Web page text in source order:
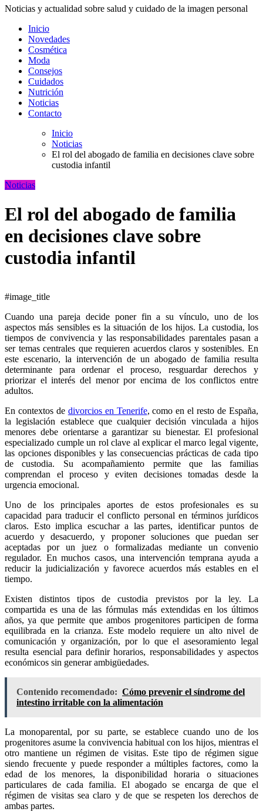
Noticias y actualidad sobre salud y cuidado de la imagen personal
Inicio
Novedades
Cosmética
Moda
Consejos
Cuidados
Nutrición
Noticias
Contacto
Inicio
Noticias
El rol del abogado de familia en decisiones clave sobre
custodia infantil
Noticias
El rol del abogado de familia
en decisiones clave sobre
custodia infantil
#image_title
Cuando una pareja decide poner fin a su vínculo, uno de los
aspectos más sensibles es la situación de los hijos. La custodia, los
tiempos de convivencia y las responsabilidades parentales pasan a
ser temas centrales que requieren acuerdos claros y sostenibles. En
este escenario, la intervención de un abogado de familia resulta
determinante para ordenar el proceso, resguardar derechos y
priorizar el interés del menor por encima de los conflictos entre
adultos.
En contextos de divorcios en Tenerife, como en el resto de España,
la legislación establece que cualquier decisión vinculada a hijos
menores debe orientarse a garantizar su bienestar. El profesional
especializado cumple un rol clave al explicar el marco legal vigente,
las opciones disponibles y las consecuencias prácticas de cada tipo
de custodia. Su acompañamiento permite que las familias
comprendan el proceso y eviten decisiones tomadas desde la
urgencia emocional.
Uno de los principales aportes de estos profesionales es su
capacidad para traducir el conflicto personal en términos jurídicos
claros. Esto implica escuchar a las partes, identificar puntos de
acuerdo y desacuerdo, y proponer soluciones que puedan ser
aceptadas por un juez o formalizadas mediante un convenio
regulador. En muchos casos, una intervención temprana ayuda a
reducir la judicialización y favorece acuerdos más estables en el
tiempo.
Existen distintos tipos de custodia previstos por la ley. La
compartida es una de las fórmulas más extendidas en los últimos
años, ya que permite que ambos progenitores participen de forma
equilibrada en la crianza. Este modelo requiere un alto nivel de
comunicación y organización, por lo que el asesoramiento legal
resulta esencial para definir horarios, responsabilidades y aspectos
económicos sin generar ambigüedades.
Contenido recomendado: Cómo prevenir el síndrome del
intestino irritable con la alimentación
La monoparental, por su parte, se establece cuando uno de los
progenitores asume la convivencia habitual con los hijos, mientras el
otro mantiene un régimen de visitas. Este tipo de régimen sigue
siendo frecuente y puede responder a múltiples factores, como la
edad de los menores, la disponibilidad horaria o situaciones
particulares de cada familia. El abogado se encarga de que el
régimen de visitas sea claro y de que se respeten los derechos de
ambas partes.